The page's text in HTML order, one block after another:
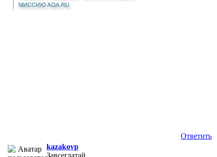
Ответить
kazakovp
Завсегдатай